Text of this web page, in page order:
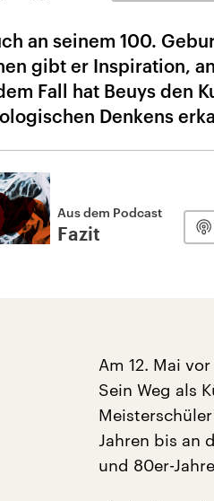
an seinem 100.
gibt er Inspiration,
Fall hat Beuys den
Denkens
Aus dem Podcast
Fazit
Am 12. Mai
Sein Weg als
Jahren bis an
und 80er-